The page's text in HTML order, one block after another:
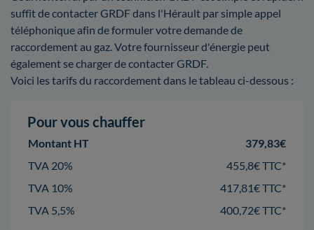
suffit de contacter GRDF dans l'Hérault par simple appel
téléphonique afin de formuler votre demande de
raccordement au gaz. Votre fournisseur d'énergie peut
également se charger de contacter GRDF.
Voici les tarifs du raccordement dans le tableau ci-dessous :
Pour vous chauffer
Montant HT
379,83€
TVA 20%
455,8€ TTC*
TVA 10%
417,81€ TTC*
TVA 5,5%
400,72€ TTC*